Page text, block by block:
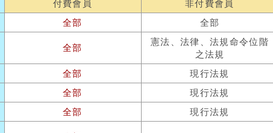
付費會員
非付費會員
全部 全部
全部
憲法、法律、法規命令位階
之法規
全部
現行法規
全部
現行法規
全部
現行法規